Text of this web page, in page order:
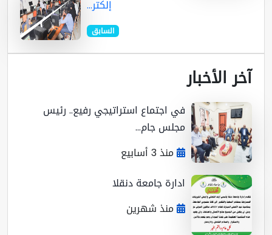
السابق
الأخبار
في اجتماع استراتيجي رفيع.. رئيس
مجلس جام...
منذ 3 أسابيع
ادارة جامعة دنقلا
منذ شهرين